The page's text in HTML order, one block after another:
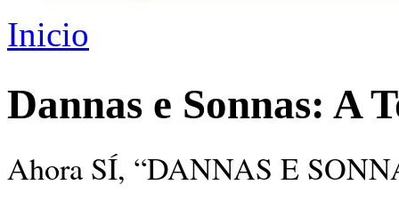
Vostede está aquí
Inicio
Dannas e Sonnas: A
Ahora SÍ, “DANNAS E